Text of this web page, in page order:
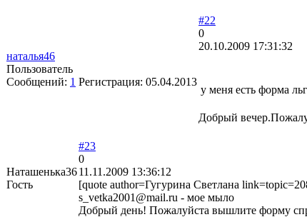
наталья46
Пользователь
Сообщений: 1 Регистрация: 05.04.2013
#22
0
20.10.2009 17:31:32
у меня есть форма
Добрый
Наташенька36
Гость
#23
0
11.11.2009 13:36:12
[quote author=Гугурина Светлана
s_vetka2001@mail.ru - мое мыло
Добрый день! Пожалуйста вышлите форму